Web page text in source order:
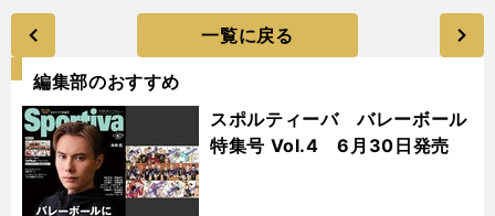
一覧に戻る
編集部のおすすめ
スポルティーバ バレーボール
特集号 Vol.4 6月30日発売